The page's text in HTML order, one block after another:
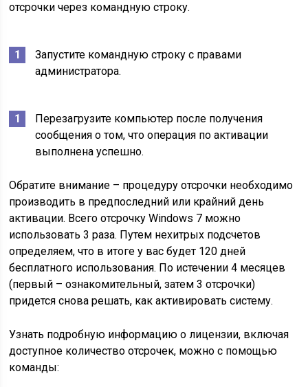
отсрочки через командную строку.
Запустите командную строку с правами
администратора.
Перезагрузите компьютер после получения
сообщения о том, что операция по активации
выполнена успешно.
Обратите внимание – процедуру отсрочки необходимо
производить в предпоследний или крайний день
активации. Всего отсрочку Windows 7 можно
использовать 3 раза. Путем нехитрых подсчетов
определяем, что в итоге у вас будет 120 дней
бесплатного использования. По истечении 4 месяцев
(первый – ознакомительный, затем 3 отсрочки)
придется снова решать, как активировать систему.
Узнать подробную информацию о лицензии, включая
доступное количество отсрочек, можно с помощью
команды: